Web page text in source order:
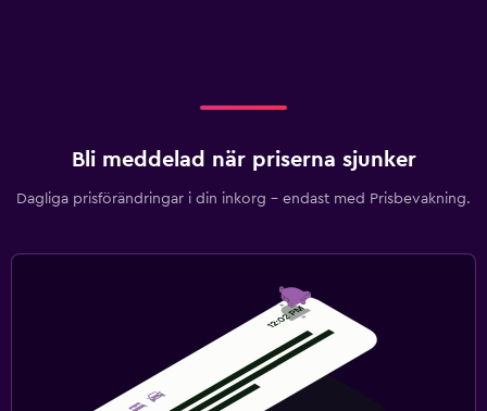
Bli meddelad när priserna sjunker
Dagliga prisförändringar i din inkorg – endast med Prisbevakning.